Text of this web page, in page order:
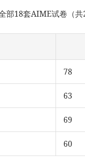
部18套AIME试卷（
78
63
69
60